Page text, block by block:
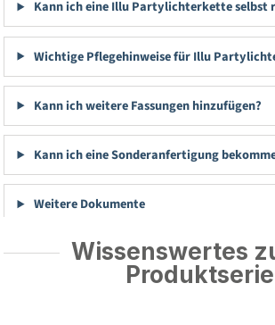
Kann ich eine Illu Partylichterkette selbst
Wichtige Pflegehinweise für Illu
Kann ich weitere Fassungen hinzufügen?
Kann ich eine Sonderanfertigung
Weitere Dokumente
Wissenswertes
Produktserie